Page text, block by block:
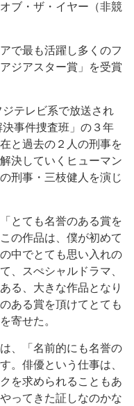
ブ・ザ・イヤー（非競
で最も活躍し多くのフ
ジアスター賞」を受賞
テレビ系で放送され
事件捜査班」の３年
と過去の２人の刑事を
決していくヒューマン
刑事・三枝健人を演じ
とても名誉のある賞を
の作品は、僕が初めて
中でとても思い入れの
、スぺシャルドラマ、
る、大きな作品となり
ある賞を頂けてとても
寄せた。
、「名前的にも名誉の
。俳優という仕事は、
を求められることもあ
ってきた証しなのかな